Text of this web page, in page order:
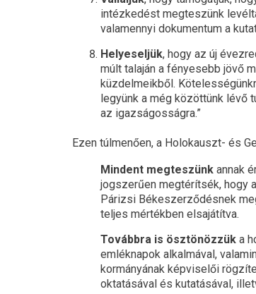
intézkedést megteszünk
valamennyi dokumentum a
Helyeseljük, hogy az új
múlt talaján a fényesebb jövő
küzdelmeikből.
legyünk a még közöttünk
az igazságosságra.”
Ezen túlmenően, a Holokauszt- és
Mindent megteszünk annak
jogszerűen megtérítsék, hogy
Párizsi Békeszerződésnek
teljes mértékben elsajátítva.
Továbbra is ösztönözzük a
emléknapok alkalmával,
kormányának képviselői
oktatásával és kutatásával,